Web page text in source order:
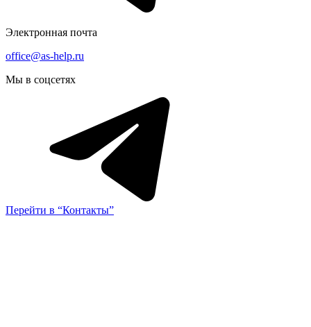
Электронная почта
office@as-help.ru
Мы в соцсетях
Перейти в “Контакты”